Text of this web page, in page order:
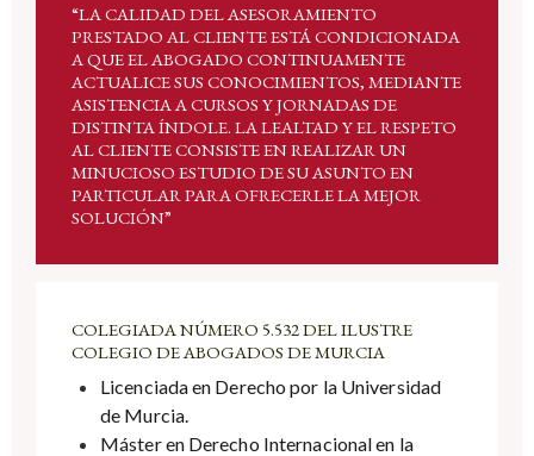
“LA CALIDAD DEL ASESORAMIENTO
PRESTADO AL CLIENTE ESTÁ CONDICIONADA
A QUE EL ABOGADO CONTINUAMENTE
ACTUALICE SUS CONOCIMIENTOS, MEDIANTE
ASISTENCIA A CURSOS Y JORNADAS DE
DISTINTA ÍNDOLE. LA LEALTAD Y EL RESPETO
AL CLIENTE CONSISTE EN REALIZAR UN
MINUCIOSO ESTUDIO DE SU ASUNTO EN
PARTICULAR PARA OFRECERLE LA MEJOR
SOLUCIÓN”
COLEGIADA NÚMERO 5.532 DEL ILUSTRE
COLEGIO DE ABOGADOS DE MURCIA
Licenciada en Derecho por la Universidad
de Murcia.
Máster en Derecho Internacional en la